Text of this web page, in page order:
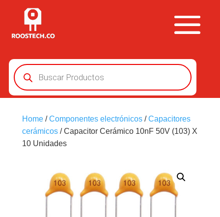
Búsqueda
de
productos
Home/Componentes electrónicos/Capacitores
cerámicos/ Capacitor Cerámico 10nF 50V (103) X
10 Unidades